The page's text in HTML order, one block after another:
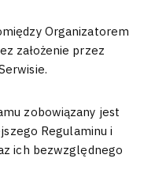
Organizatorem
założenie przez
zobowiązany jest
Regulaminu i
ich bezwzględnego